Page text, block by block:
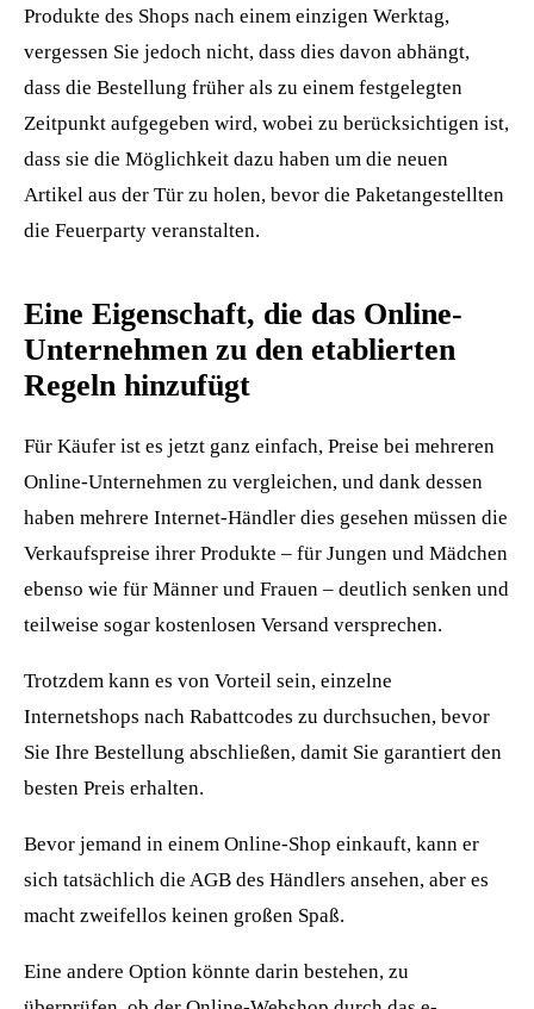
Produkte des Shops nach einem einzigen Werktag,
vergessen Sie jedoch nicht, dass dies davon abhängt,
dass die Bestellung früher als zu einem festgelegten
Zeitpunkt aufgegeben wird, wobei zu berücksichtigen ist,
dass sie die Möglichkeit dazu haben um die neuen
Artikel aus der Tür zu holen, bevor die Paketangestellten
die Feuerparty veranstalten.
Eine Eigenschaft, die das Online-
Unternehmen zu den etablierten
Regeln hinzufügt
Für Käufer ist es jetzt ganz einfach, Preise bei mehreren
Online-Unternehmen zu vergleichen, und dank dessen
haben mehrere Internet-Händler dies gesehen müssen die
Verkaufspreise ihrer Produkte – für Jungen und Mädchen
ebenso wie für Männer und Frauen – deutlich senken und
teilweise sogar kostenlosen Versand versprechen.
Trotzdem kann es von Vorteil sein, einzelne
Internetshops nach Rabattcodes zu durchsuchen, bevor
Sie Ihre Bestellung abschließen, damit Sie garantiert den
besten Preis erhalten.
Bevor jemand in einem Online-Shop einkauft, kann er
sich tatsächlich die AGB des Händlers ansehen, aber es
macht zweifellos keinen großen Spaß.
Eine andere Option könnte darin bestehen, zu